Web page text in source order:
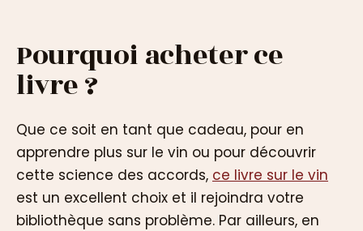
Pourquoi acheter ce
livre ?
Que ce soit en tant que cadeau, pour en
apprendre plus sur le vin ou pour découvrir
cette science des accords, ce livre sur le vin
est un excellent choix et il rejoindra votre
bibliothèque sans problème. Par ailleurs, en